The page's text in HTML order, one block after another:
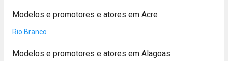
Modelos e promotores e atores em Acre
Rio Branco
Modelos e promotores e atores em Alagoas